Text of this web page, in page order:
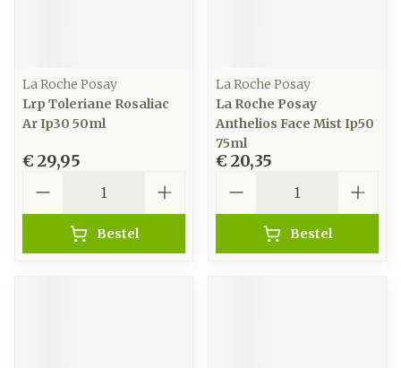
La Roche Posay
Lrp Toleriane Rosaliac
Ar Ip30 50ml
€ 29,95
Bestel
La Roche Posay
La Roche Posay
Anthelios Face Mist Ip50
75ml
€ 20,35
Bestel